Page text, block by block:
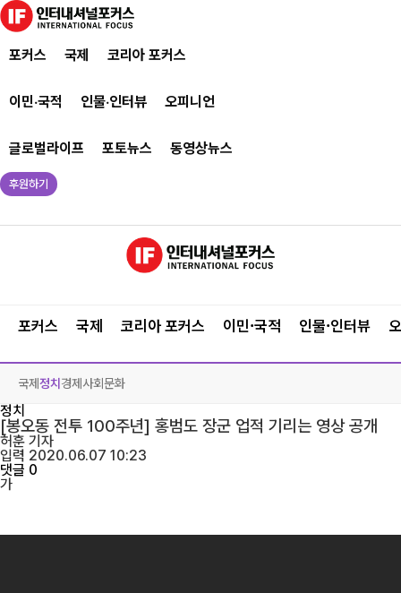
포커스 국제 코리아 포커스
이민·국적 인물·인터뷰 오피니언
글로벌라이프 포토뉴스 동영상뉴스
후원하기
포커스 국제 코리아 포커스 이민·국적 인물·인터뷰
국제 정치 경제 사회문화
정치
[봉오동 전투 100주년] 홍범도 장군 업적 기리는 영상 공개
허훈 기자
입력 2020.06.07 10:23
댓글 0
가